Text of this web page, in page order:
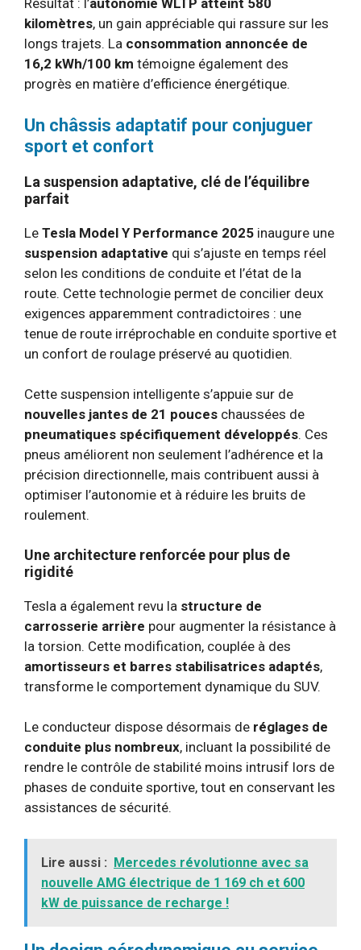
Résultat : l’autonomie WLTP atteint 580
kilomètres, un gain appréciable qui rassure sur les
longs trajets. La consommation annoncée de
16,2 kWh/100 km témoigne également des
progrès en matière d’efficience énergétique.
Un châssis adaptatif pour conjuguer
sport et confort
La suspension adaptative, clé de l’équilibre
parfait
Le Tesla Model Y Performance 2025 inaugure une
suspension adaptative qui s’ajuste en temps réel
selon les conditions de conduite et l’état de la
route. Cette technologie permet de concilier deux
exigences apparemment contradictoires : une
tenue de route irréprochable en conduite sportive et
un confort de roulage préservé au quotidien.
Cette suspension intelligente s’appuie sur de
nouvelles jantes de 21 pouces chaussées de
pneumatiques spécifiquement développés. Ces
pneus améliorent non seulement l’adhérence et la
précision directionnelle, mais contribuent aussi à
optimiser l’autonomie et à réduire les bruits de
roulement.
Une architecture renforcée pour plus de
rigidité
Tesla a également revu la structure de
carrosserie arrière pour augmenter la résistance à
la torsion. Cette modification, couplée à des
amortisseurs et barres stabilisatrices adaptés,
transforme le comportement dynamique du SUV.
Le conducteur dispose désormais de réglages de
conduite plus nombreux, incluant la possibilité de
rendre le contrôle de stabilité moins intrusif lors de
phases de conduite sportive, tout en conservant les
assistances de sécurité.
Lire aussi : Mercedes révolutionne avec sa
nouvelle AMG électrique de 1 169 ch et 600
kW de puissance de recharge !